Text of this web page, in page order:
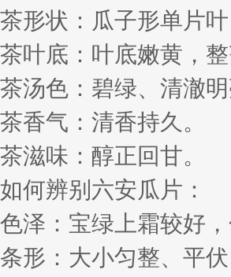
茶形状：瓜子形单片
茶叶底：叶底嫩黄，整
茶汤色：碧绿、清澈明
茶香气：清香持久。
茶滋味：醇正回甘。
如何辨别六安瓜片：
色泽：宝绿上霜较好
条形：大小匀整、平